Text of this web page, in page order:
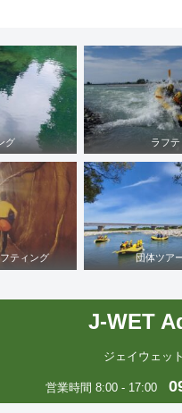
グ ラフ
ティング 団体ツア
J-WET
ジェイウェッ
営業時間 8:00 - 17:00